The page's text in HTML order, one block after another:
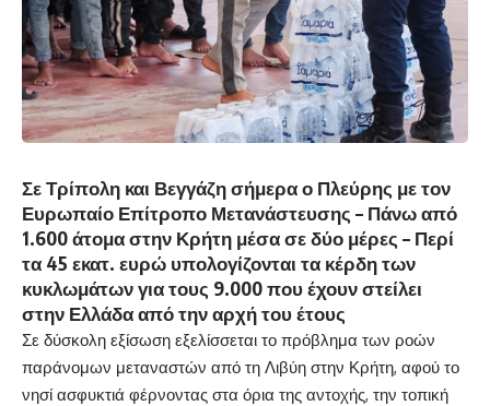
Σε Τρίπολη και Βεγγάζη σήμερα ο Πλεύρης με τον
Ευρωπαίο Επίτροπο Μετανάστευσης – Πάνω από
1.600 άτομα στην Κρήτη μέσα σε δύο μέρες – Περί
τα 45 εκατ. ευρώ υπολογίζονται τα κέρδη των
κυκλωμάτων για τους 9.000 που έχουν στείλει
στην Ελλάδα από την αρχή του έτους
Σε δύσκολη εξίσωση εξελίσσεται το πρόβλημα των ροών
παράνομων μεταναστών από τη Λιβύη στην Κρήτη, αφού το
νησί ασφυκτιά φέρνοντας στα όρια της αντοχής, την τοπική